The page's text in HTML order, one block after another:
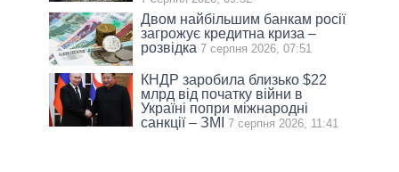
Двом найбільшим банкам росії
загрожує кредитна криза –
розвідка 7 серпня 2026, 07:51
КНДР заробила близько $22
млрд від початку війни в
Україні попри міжнародні
санкції – ЗМІ
7 серпня 2026, 11:41